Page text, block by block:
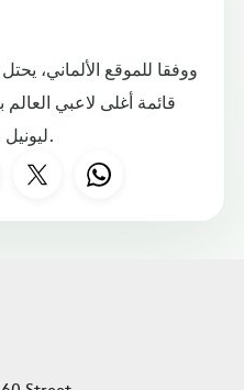
ووفقا للموقع الألماني،
قائمة أغلى لاعبي العالم
ليونيل ميسي والفرنسي كليان مبابي.